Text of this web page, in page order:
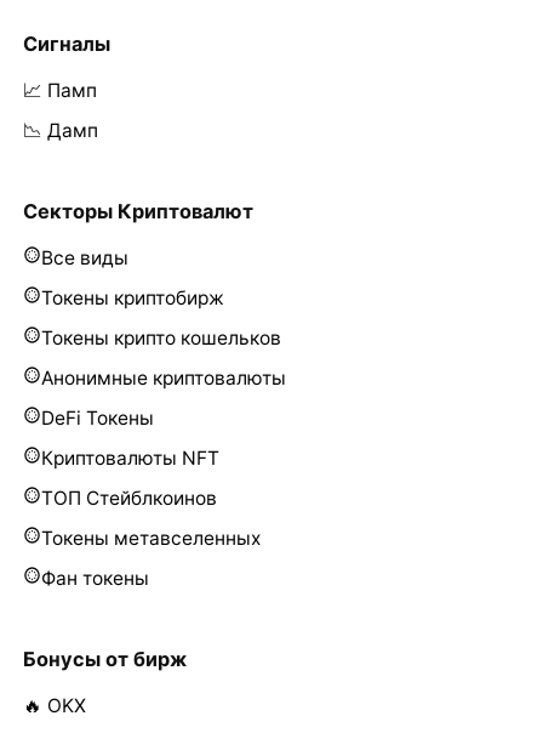
Сигналы
📈 Памп
📉 Дамп
Секторы Криптовалют
Все виды
Токены криптобирж
Токены крипто кошельков
Анонимные криптовалюты
DeFi Токены
Криптовалюты NFT
ТОП Стейблкоинов
Токены метавселенных
Фан токены
Бонусы от бирж
🔥 OKX